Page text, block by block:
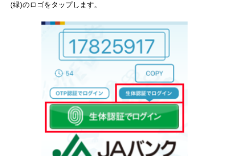
(緑)のロゴをタップします。